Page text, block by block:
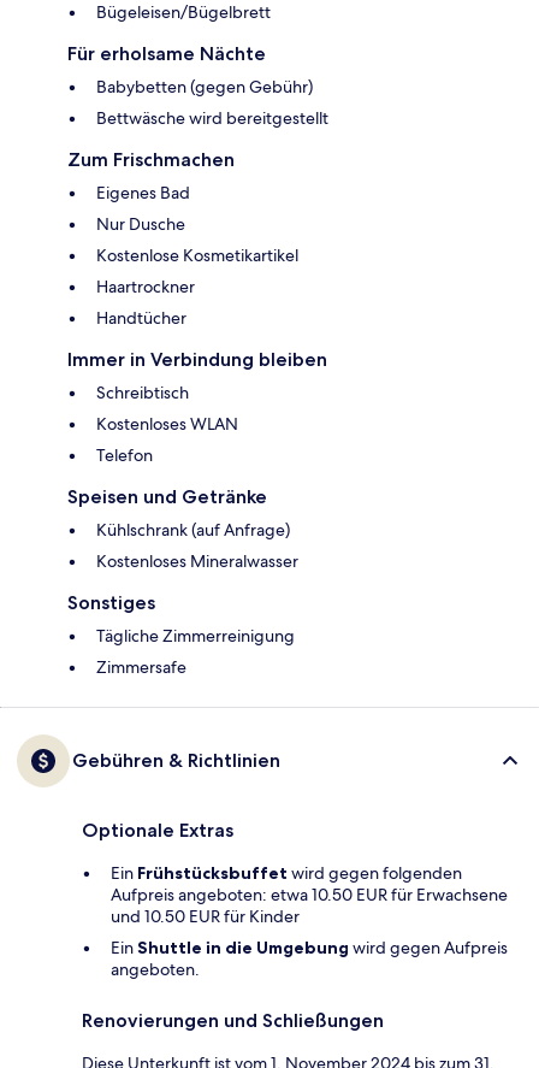
Bügeleisen/Bügelbrett
Für erholsame Nächte
Babybetten (gegen Gebühr)
Bettwäsche wird bereitgestellt
Zum Frischmachen
Eigenes Bad
Nur Dusche
Kostenlose Kosmetikartikel
Haartrockner
Handtücher
Immer in Verbindung bleiben
Schreibtisch
Kostenloses WLAN
Telefon
Speisen und Getränke
Kühlschrank (auf Anfrage)
Kostenloses Mineralwasser
Sonstiges
Tägliche Zimmerreinigung
Zimmersafe
Gebühren & Richtlinien
Optionale Extras
Ein Frühstücksbuffet wird gegen folgenden
Aufpreis angeboten: etwa 10.50 EUR für Erwachsene
und 10.50 EUR für Kinder
EinShuttle in die Umgebung wird gegen Aufpreis
angeboten.
Renovierungen und Schließungen
Diese Unterkunft ist vom 1. November 2024 bis zum 31.